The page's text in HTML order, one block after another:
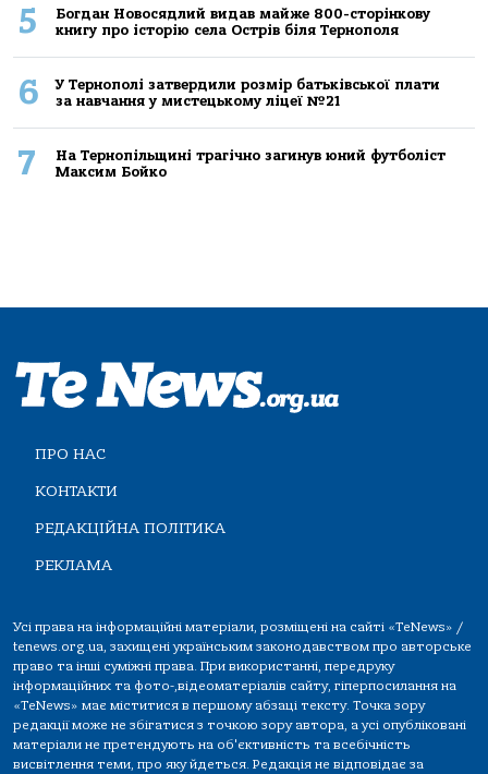
5
Богдан Новосядлий видав майже 800-сторінкову
книгу про історію села Острів біля Тернополя
6
У Тернополі затвердили розмір батьківської плати
за навчання у мистецькому ліцеї №21
7
На Тернопільщині трагічно загинув юний футболіст
Максим Бойко
ПРО НАС
КОНТАКТИ
РЕДАКЦІЙНА ПОЛІТИКА
РЕКЛАМА
Усі права на інформаційні матеріали, розміщені на сайті «TeNews» /
tenews.org.ua, захищені українським законодавством про авторське
право та інші суміжні права. При використанні, передруку
інформаційних та фото-,відеоматеріалів сайту, гіперпосилання на
«TeNews» має міститися в першому абзаці тексту. Точка зору
редакції може не збігатися з точкою зору автора, а усі опубліковані
матеріали не претендують на об'єктивність та всебічність
висвітлення теми, про яку йдеться. Редакція не відповідає за